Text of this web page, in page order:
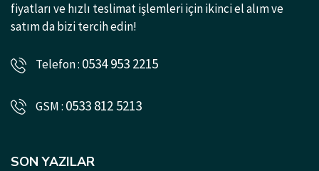
fiyatları ve hızlı teslimat işlemleri için ikinci el alım ve
satım da bizi tercih edin!
Telefon : 0534 953 2215
GSM : 0533 812 5213
SON YAZILAR